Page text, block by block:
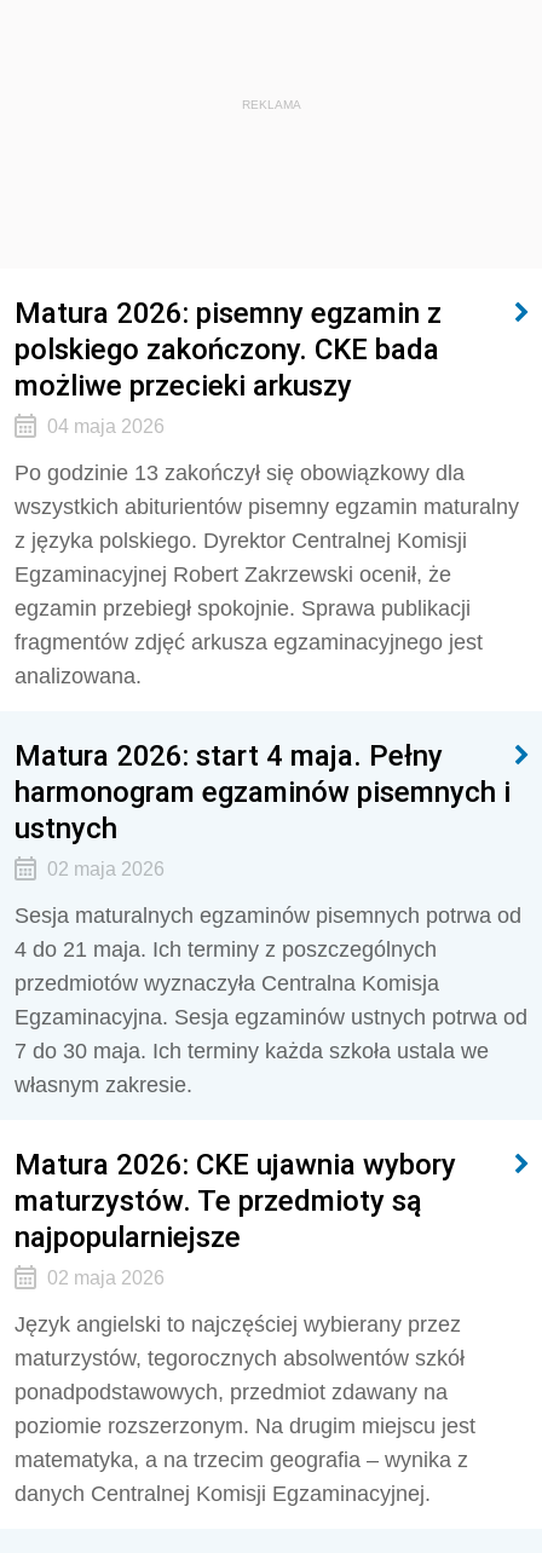
REKLAMA
Matura 2026: pisemny egzamin z
polskiego zakończony. CKE bada
możliwe przecieki arkuszy
04 maja 2026
Po godzinie 13 zakończył się obowiązkowy dla
wszystkich abiturientów pisemny egzamin maturalny
z języka polskiego. Dyrektor Centralnej Komisji
Egzaminacyjnej Robert Zakrzewski ocenił, że
egzamin przebiegł spokojnie. Sprawa publikacji
fragmentów zdjęć arkusza egzaminacyjnego jest
analizowana.
Matura 2026: start 4 maja. Pełny
harmonogram egzaminów pisemnych i
ustnych
02 maja 2026
Sesja maturalnych egzaminów pisemnych potrwa od
4 do 21 maja. Ich terminy z poszczególnych
przedmiotów wyznaczyła Centralna Komisja
Egzaminacyjna. Sesja egzaminów ustnych potrwa od
7 do 30 maja. Ich terminy każda szkoła ustala we
własnym zakresie.
Matura 2026: CKE ujawnia wybory
maturzystów. Te przedmioty są
najpopularniejsze
02 maja 2026
Język angielski to najczęściej wybierany przez
maturzystów, tegorocznych absolwentów szkół
ponadpodstawowych, przedmiot zdawany na
poziomie rozszerzonym. Na drugim miejscu jest
matematyka, a na trzecim geografia – wynika z
danych Centralnej Komisji Egzaminacyjnej.